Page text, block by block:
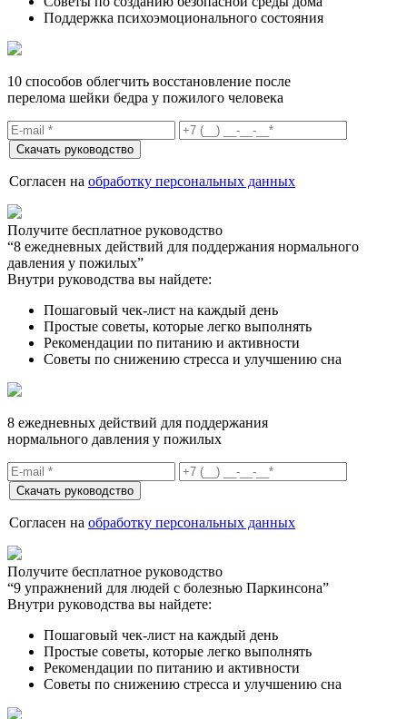
Поддержка психоэмоционального состояния
10 способов облегчить восстановление после
перелома шейки бедра у пожилого человека
Согласен на обработку персональных данных
Получите бесплатное руководство
“8 ежедневных действий для поддержания нормального
давления у пожилых”
Внутри руководства вы найдете:
Пошаговый чек-лист на каждый день
Простые советы, которые легко выполнять
Рекомендации по питанию и активности
Советы по снижению стресса и улучшению сна
8 ежедневных действий для поддержания
нормального давления у пожилых
Согласен на обработку персональных данных
Получите бесплатное руководство
“9 упражнений для людей с болезнью Паркинсона”
Внутри руководства вы найдете:
Пошаговый чек-лист на каждый день
Простые советы, которые легко выполнять
Рекомендации по питанию и активности
Советы по снижению стресса и улучшению сна